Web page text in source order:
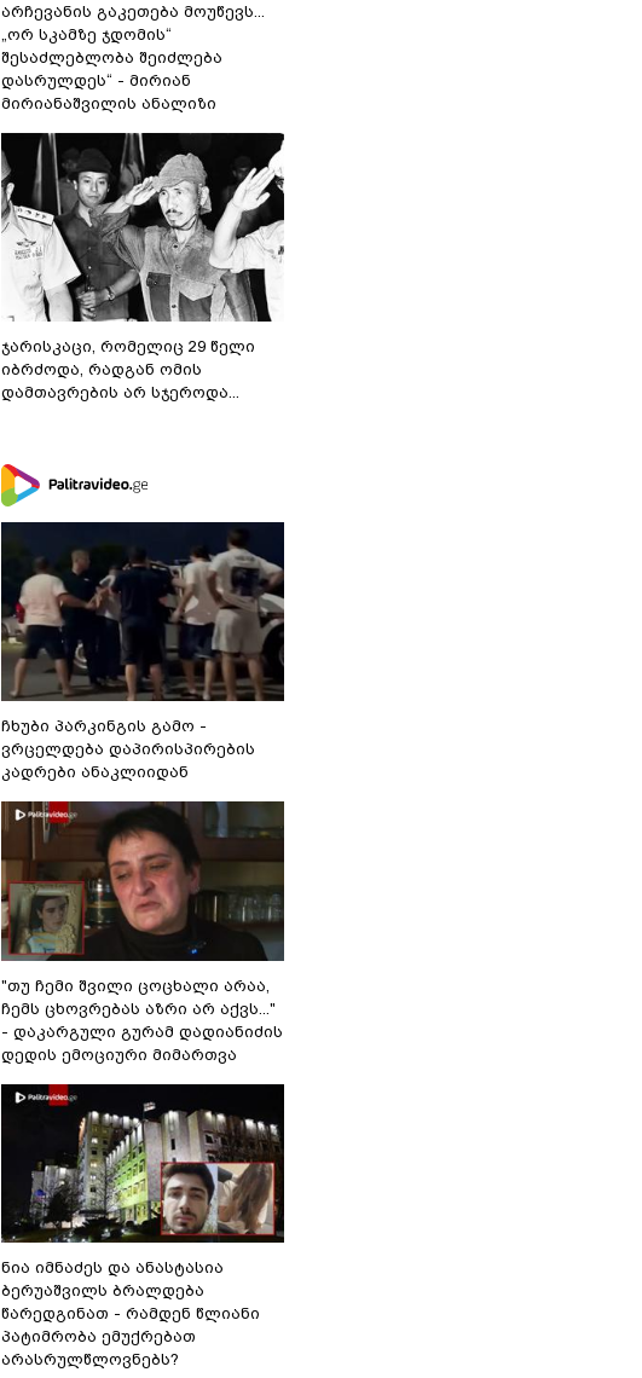
არჩევანის გაკეთება მოუწევს...
„ორ სკამზე ჯდომის“
შესაძლებლობა შეიძლება
დასრულდეს“ - მირიან
მირიანაშვილის ანალიზი
ჯარისკაცი, რომელიც 29 წელი
იბრძოდა, რადგან ომის
დამთავრების არ სჯეროდა...
ჩხუბი პარკინგის გამო -
ვრცელდება დაპირისპირების
კადრები ანაკლიიდან
"თუ ჩემი შვილი ცოცხალი არაა,
ჩემს ცხოვრებას აზრი არ აქვს..."
- დაკარგული გურამ დადიანიძის
დედის ემოციური მიმართვა
ნია იმნაძეს და ანასტასია
ბერუაშვილს ბრალდება
წარედგინათ - რამდენ წლიანი
პატიმრობა ემუქრებათ
არასრულწლოვნებს?